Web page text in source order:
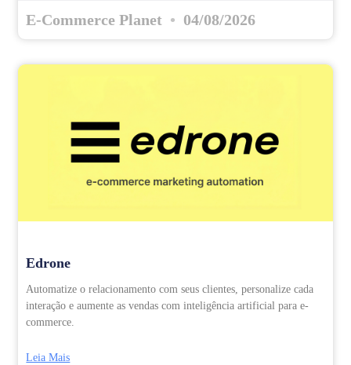
E-Commerce Planet 04/08/2026
Edrone
Automatize o relacionamento com seus clientes, personalize cada
interação e aumente as vendas com inteligência artificial para e-
commerce.
Leia Mais